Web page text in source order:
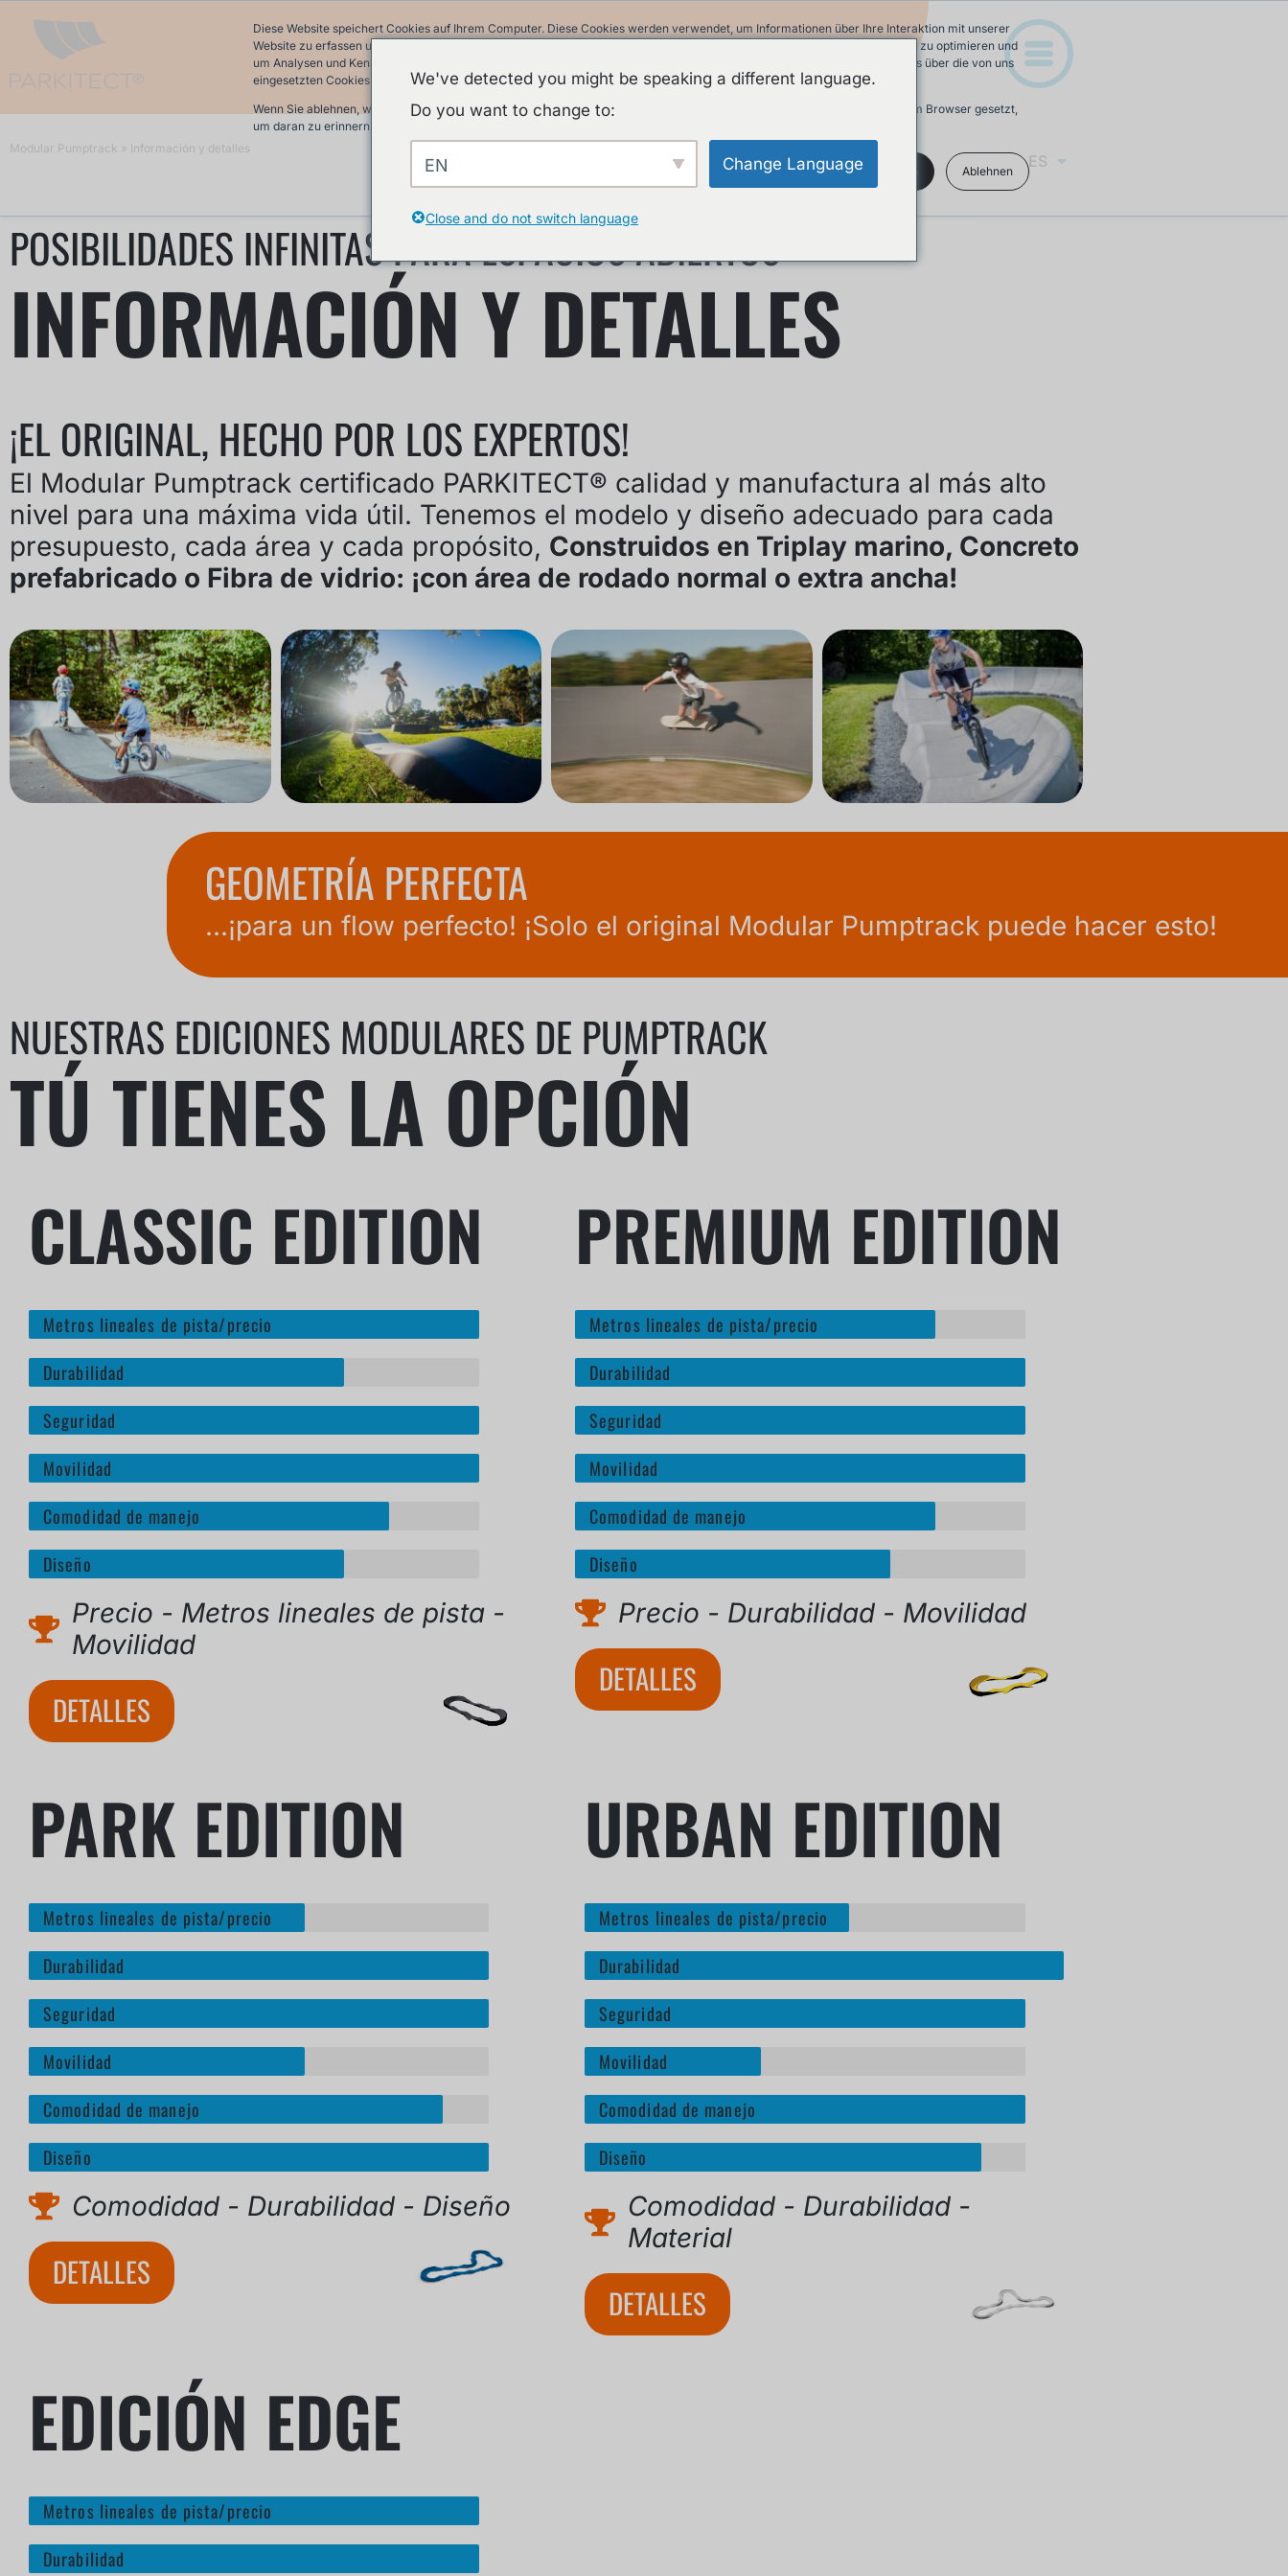
Diese Website speichert Cookies auf Ihrem Computer. Diese Cookies werden verwendet, um Informationen über Ihre Interaktion mit unserer
Website zu erfassen und damit wir uns an Sie erinnern können. Wir nutzen diese Informationen, um Ihre Website-Erfahrung zu optimieren und
um Analysen und Kennzahlen über unsere Besucher auf dieser Website und anderen Medien-Seiten zu erstellen. Mehr Infos über die von uns
eingesetzten Cookies finden Sie in unserer Datenschutzrichtlinie.
Wenn Sie ablehnen, werden Ihre Informationen beim Besuch dieser Website nicht erfasst. Ein einzelnes Cookie wird in Ihrem Browser gesetzt,
um daran zu erinnern, dass Sie nicht nachverfolgt werden möchten.
Akzeptieren Ablehnen
Modular Pumptrack » Información y detalles
ES
POSIBILIDADES INFINITAS PARA ESPACIOS ABIERTOS
INFORMACIÓN Y DETALLES
¡EL ORIGINAL, HECHO POR LOS EXPERTOS!
El Modular Pumptrack certificado PARKITECT® calidad y manufactura al más alto
nivel para una máxima vida útil. Tenemos el modelo y diseño adecuado para cada
presupuesto, cada área y cada propósito, Construidos en Triplay marino, Concreto
prefabricado o Fibra de vidrio: ¡con área de rodado normal o extra ancha!
GEOMETRÍA PERFECTA
...¡para un flow perfecto! ¡Solo el original Modular Pumptrack puede hacer esto!
NUESTRAS EDICIONES MODULARES DE PUMPTRACK
TÚ TIENES LA OPCIÓN
CLASSIC EDITION
Metros lineales de pista/precio
Durabilidad
Seguridad
Movilidad
Comodidad de manejo
Diseño
Precio - Metros lineales de pista -
Movilidad
DETALLES
PREMIUM EDITION
Metros lineales de pista/precio
Durabilidad
Seguridad
Movilidad
Comodidad de manejo
Diseño
Precio - Durabilidad - Movilidad
DETALLES
PARK EDITION
Metros lineales de pista/precio
Durabilidad
Seguridad
Movilidad
Comodidad de manejo
Diseño
Comodidad - Durabilidad - Diseño
DETALLES
URBAN EDITION
Metros lineales de pista/precio
Durabilidad
Seguridad
Movilidad
Comodidad de manejo
Diseño
Comodidad - Durabilidad -
Material
DETALLES
EDICIÓN EDGE
Metros lineales de pista/precio
Durabilidad
We've detected you might be speaking a different language.
Do you want to change to:
EN Change Language
Close and do not switch language